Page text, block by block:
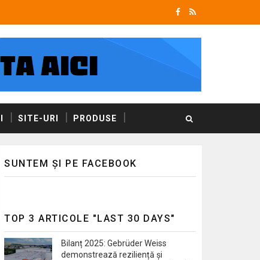
SITE-URI PRODUSE
SUNTEM ȘI PE FACEBOOK
TOP 3 ARTICOLE "LAST 30 DAYS"
Bilanț 2025: Gebrüder Weiss
demonstrează reziliență și